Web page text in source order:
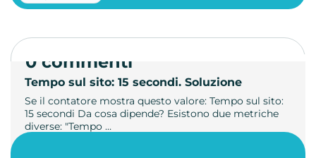
Tempo sul sito: 15 secondi. Soluzione
Se il contatore mostra questo valore: Tempo sul sito:
15 secondi Da cosa dipende? Esistono due metriche
diverse: "Tempo …
0 commenti